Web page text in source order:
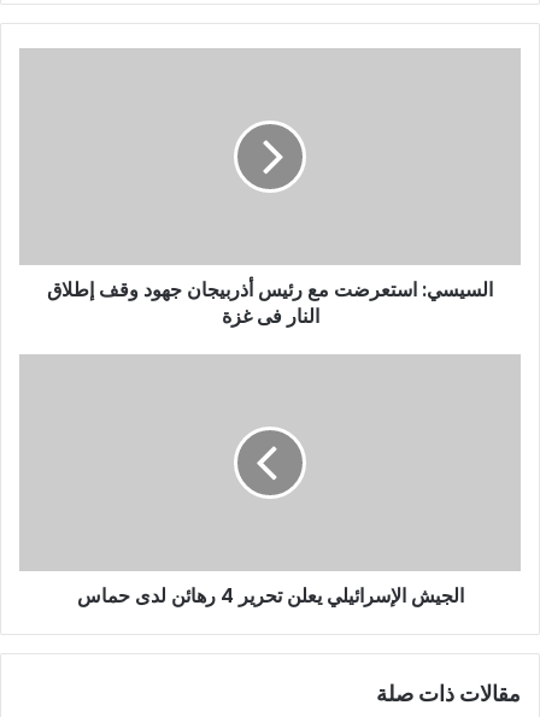
السيسي: استعرضت مع رئيس أذربيجان جهود وقف إطلاق
النار فى غزة
الجيش الإسرائيلي يعلن تحرير 4 رهائن لدى حماس
مقالات ذات صلة